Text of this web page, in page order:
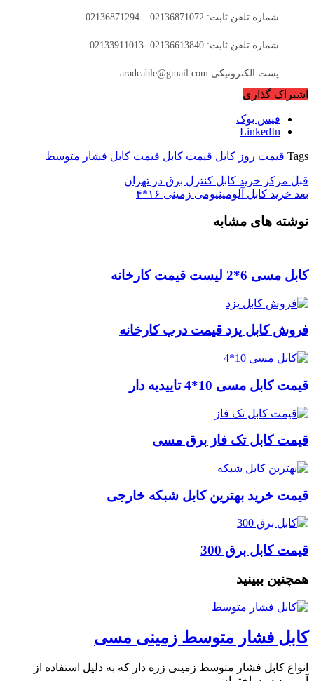
شماره تلفن ثابت: 02136871072 – 02136871294
شماره تلفن ثابت: 02136613840 -02133911013
پست الکترونیکی:aradcable@gmail.com
اشتراک گذاری
فیس بوک
LinkedIn
Tags قیمت روز کابل قیمت کابل قیمت کابل فشار متوسط
قبل مرکز خرید کابل کنترل برق در تهران
بعد خرید کابل آلومینیومی زمینی ۱۶*۴
نوشته های مشابه
کابل مسی 6*2 لیست قیمت کارخانه
فروش کابل یزد قیمت درب کارخانه
قیمت کابل مسی 10*4 تاییدیه دار
قیمت کابل تک فاز برق مسی
قیمت خرید بهترین کابل شبکه خارجی
قیمت کابل برق 300
همچنین ببینید
کابل فشار متوسط زمینی مسی
انواع کابل فشار متوسط زمینی زره دار که به دلیل استفاده از